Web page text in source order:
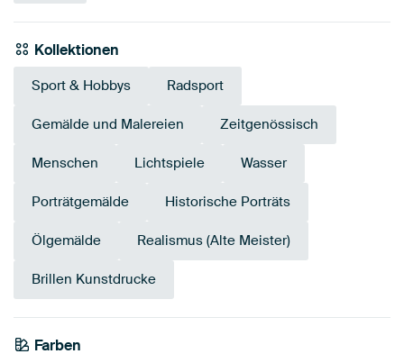
Kollektionen
Sport & Hobbys Radsport
Gemälde und Malereien Zeitgenössisch
Menschen Lichtspiele Wasser
Porträtgemälde Historische Porträts
Ölgemälde Realismus (Alte Meister)
Brillen Kunstdrucke
Farben
Anthrazit